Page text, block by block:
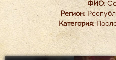
ФИО:
Регион:
Категория: